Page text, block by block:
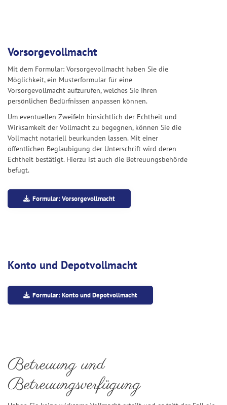
Vorsorgevollmacht
Mit dem Formular: Vorsorgevollmacht haben Sie die
Möglichkeit, ein Musterformular für eine
Vorsorgevollmacht aufzurufen, welches Sie Ihren
persönlichen Bedürfnissen anpassen können.
Um eventuellen Zweifeln hinsichtlich der Echtheit und
Wirksamkeit der Vollmacht zu begegnen, können Sie die
Vollmacht notariell beurkunden lassen. Mit einer
öffentlichen Beglaubigung der Unterschrift wird deren
Echtheit bestätigt. Hierzu ist auch die Betreuungsbehörde
befugt.
Formular: Vorsorgevollmacht
Konto und Depotvollmacht
Formular: Konto und Depotvollmacht
Betreuung und
Betreuungsverfügung